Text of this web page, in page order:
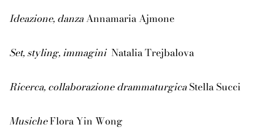
Ideazione, danzaAnnamaria Ajmone
Set, styling, immagini Natalia Trejbalova
Ricerca, collaborazione drammaturgicaStella Succi
MusicheFlora Yin Wong